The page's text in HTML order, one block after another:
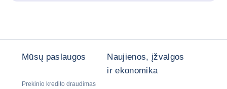
Mūsų paslaugos
Prekinio kredito draudimas
Naujienos, įžvalgos
ir ekonomika